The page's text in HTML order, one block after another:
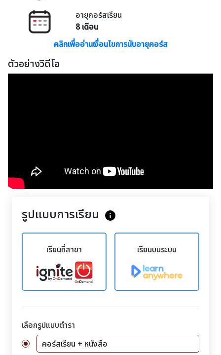
อายุคอร์สเรียน
8 เดือน
คลิกเพื่ออ่านเงื่อนไขการนับอายุคอร์ส
ตัวอย่างวิดีโอ
รูปแบบการเรียน info
เรียนที่สาขา เรียนบนระบบ
เลือกรูปแบบตำรา
คอร์สเรียน + หนังสือ